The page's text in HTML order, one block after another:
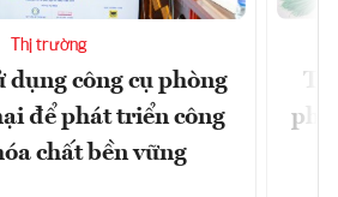
Thị trường
dụng công cụ phòng
để phát triển công
chất bền vững